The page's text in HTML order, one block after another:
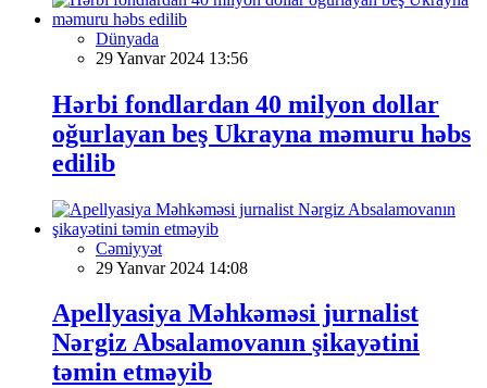
Dünyada
29 Yanvar 2024 13:56
Hərbi fondlardan 40 milyon dollar
oğurlayan beş Ukrayna məmuru həbs
edilib
Cəmiyyət
29 Yanvar 2024 14:08
Apellyasiya Məhkəməsi jurnalist
Nərgiz Absalamovanın şikayətini
təmin etməyib